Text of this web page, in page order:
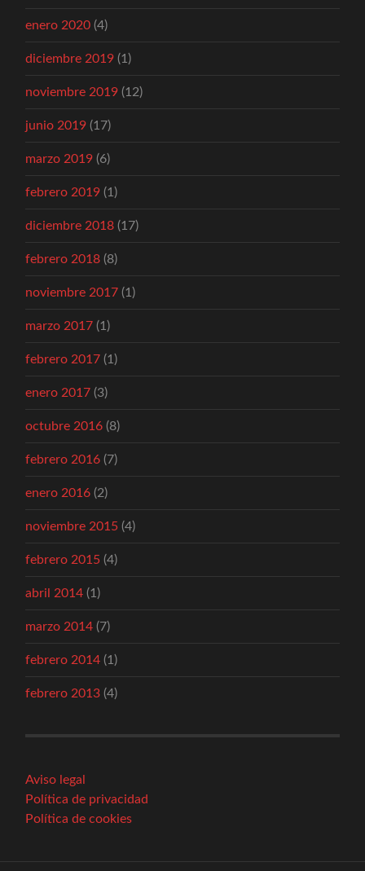
enero 2020 (4)
diciembre 2019 (1)
noviembre 2019 (12)
junio 2019 (17)
marzo 2019 (6)
febrero 2019 (1)
diciembre 2018 (17)
febrero 2018 (8)
noviembre 2017 (1)
marzo 2017 (1)
febrero 2017 (1)
enero 2017 (3)
octubre 2016 (8)
febrero 2016 (7)
enero 2016 (2)
noviembre 2015 (4)
febrero 2015 (4)
abril 2014 (1)
marzo 2014 (7)
febrero 2014 (1)
febrero 2013 (4)
Aviso legal
Política de privacidad
Política de cookies